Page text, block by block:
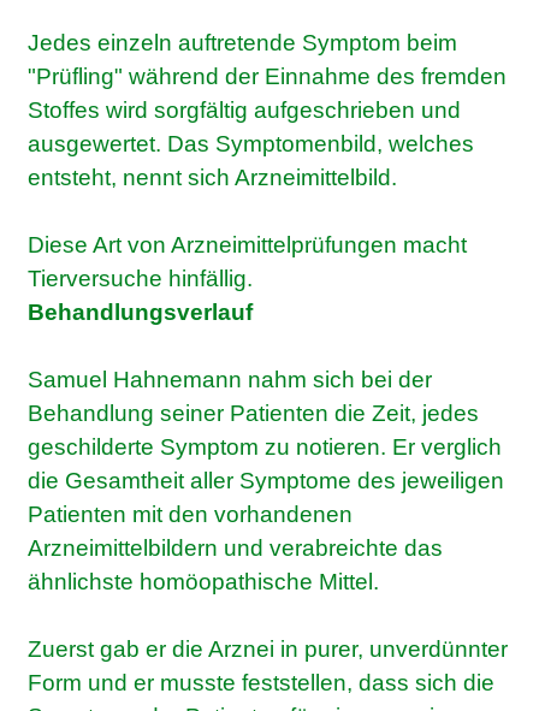
Jedes einzeln auftretende Symptom beim
"Prüfling" während der Einnahme des fremden
Stoffes wird sorgfältig aufgeschrieben und
ausgewertet. Das Symptomenbild, welches
entsteht, nennt sich Arzneimittelbild.
Diese Art von Arzneimittelprüfungen macht
Tierversuche hinfällig.
Behandlungsverlauf
Samuel Hahnemann nahm sich bei der
Behandlung seiner Patienten die Zeit, jedes
geschilderte Symptom zu notieren. Er verglich
die Gesamtheit aller Symptome des jeweiligen
Patienten mit den vorhandenen
Arzneimittelbildern und verabreichte das
ähnlichste homöopathische Mittel.
Zuerst gab er die Arznei in purer, unverdünnter
Form und er musste feststellen, dass sich die